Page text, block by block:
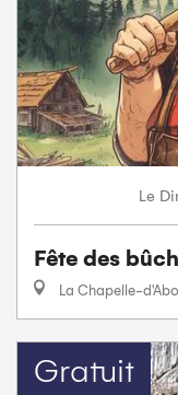
Le
Fête des
La Chapelle-
Gratuit